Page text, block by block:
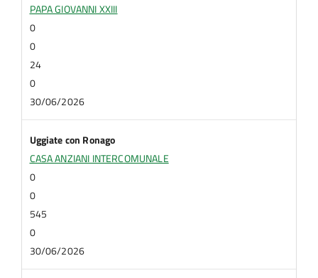
PAPA GIOVANNI XXIII
0
0
24
0
30/06/2026
Uggiate con Ronago
CASA ANZIANI INTERCOMUNALE
0
0
545
0
30/06/2026